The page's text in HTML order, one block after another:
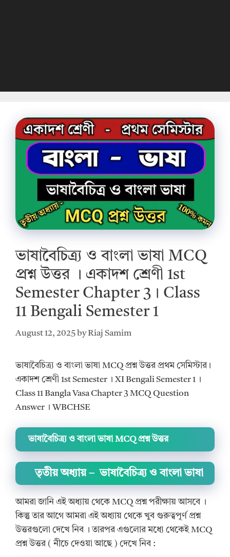
ভাষাবৈচিত্র্য ও বাংলা ভাষা MCQ
প্রশ্ন উত্তর । একাদশ শ্রেণী 1st
Semester Chapter 3। Class
11 Bengali Semester 1
August 12, 2025 byRiaj Samim
ভাষাবৈচিত্র্য ও বাংলা ভাষা MCQ প্রশ্ন উত্তর প্রথম সেমিস্টার।
একাদশ শ্রেণী 1st Semester । XI Bengali Semester 1 ।
Class 11 Bangla Vasa Chapter 3 MCQ Question
Answer । WBCHSE
ভাষাবৈচিত্র্য ও বাংলা ভাষা MCQ প্রশ্ন উত্তর
তৃতীয় অধ্যায় – ভাষাবৈচিত্র্য ও বাংলা ভাষা
আমরা জানি এই অধ্যায় থেকে MCQ প্রশ্ন পরীক্ষায় আসবে ।‌‌
কিন্তু তার আগে আমরা এই অধ্যায় থেকে খুব গুরুত্বপূর্ণ প্রশ্ন
উত্তরগুলো দেখে নিব । তারপর এগুলোর মধ্যে থেকেই MCQ
প্রশ্ন উত্তর ( নীচে দেওয়া আছে ) দেখে নিব :